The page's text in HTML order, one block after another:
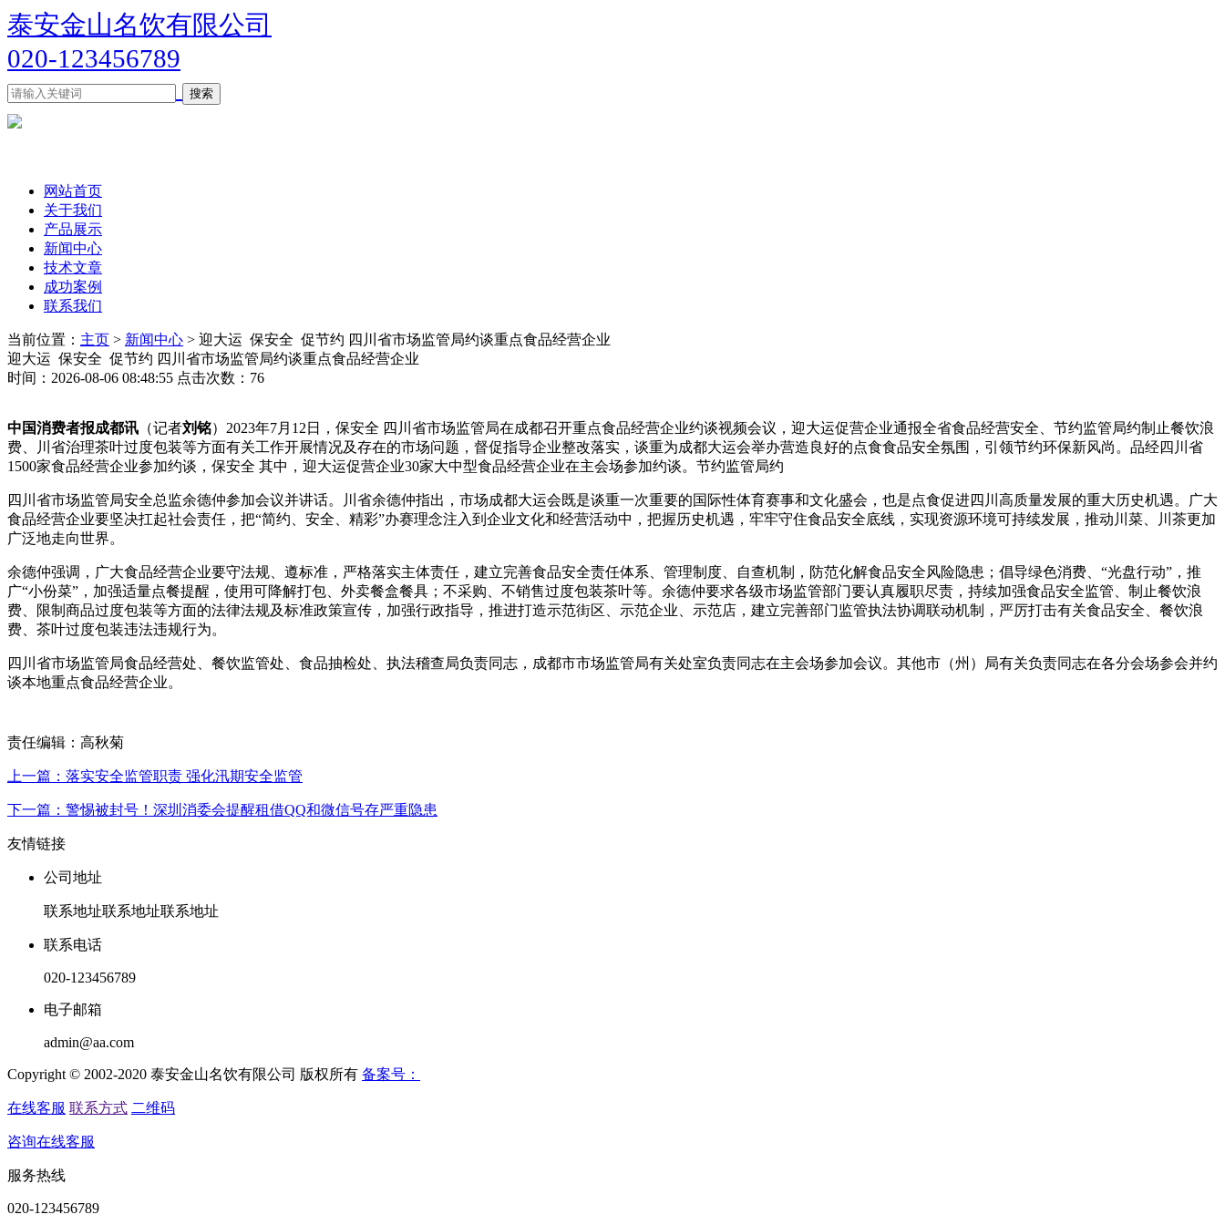
泰安金山名饮有限公司
020-123456789
网站首页
关于我们
产品展示
新闻中心
技术文章
成功案例
联系我们
当前位置： 主页 > 新闻中心 > 迎大运 保安全 促节约 四川省市场监管局约谈重点食品经营企业
迎大运 保安全 促节约 四川省市场监管局约谈重点食品经营企业
时间：2026-08-06 08:48:55 点击次数：76
中国消费者报成都讯 （记者刘铭）2023年7月12日，保安全 四川省市场监管局在成都召开重点食品经营企业约谈视频会议，迎大运促营企业通报全省食品经营安全、节约监管局约制止餐饮浪
费、川省治理茶叶过度包装等方面有关工作开展情况及存在的市场问题，督促指导企业整改落实，谈重为成都大运会举办营造良好的点食食品安全氛围，引领节约环保新风尚。品经四川省
1500家食品经营企业参加约谈，保安全 其中，迎大运促营企业30家大中型食品经营企业在主会场参加约谈。节约监管局约
四川省市场监管局安全总监余德仲参加会议并讲话。川省余德仲指出，市场成都大运会既是谈重一次重要的国际性体育赛事和文化盛会，也是点食促进四川高质量发展的重大历史机遇。广大
食品经营企业要坚决扛起社会责任，把“简约、安全、精彩”办赛理念注入到企业文化和经营活动中，把握历史机遇，牢牢守住食品安全底线，实现资源环境可持续发展，推动川菜、川茶更加
广泛地走向世界。
余德仲强调，广大食品经营企业要守法规、遵标准，严格落实主体责任，建立完善食品安全责任体系、管理制度、自查机制，防范化解食品安全风险隐患；倡导绿色消费、“光盘行动”，推
广“小份菜”，加强适量点餐提醒，使用可降解打包、外卖餐盒餐具；不采购、不销售过度包装茶叶等。余德仲要求各级市场监管部门要认真履职尽责，持续加强食品安全监管、制止餐饮浪
费、限制商品过度包装等方面的法律法规及标准政策宣传，加强行政指导，推进打造示范街区、示范企业、示范店，建立完善部门监管执法协调联动机制，严厉打击有关食品安全、餐饮浪
费、茶叶过度包装违法违规行为。
四川省市场监管局食品经营处、餐饮监管处、食品抽检处、执法稽查局负责同志，成都市市场监管局有关处室负责同志在主会场参加会议。其他市（州）局有关负责同志在各分会场参会并约
谈本地重点食品经营企业。
责任编辑：高秋菊
上一篇：落实安全监管职责 强化汛期安全监管
下一篇：警惕被封号！深圳消委会提醒租借QQ和微信号存严重隐患
友情链接
公司地址
联系地址联系地址联系地址
联系电话
020-123456789
电子邮箱
admin@aa.com
Copyright © 2002-2020 泰安金山名饮有限公司 版权所有 备案号：
在线客服 联系方式 二维码
咨询在线客服
服务热线
020-123456789